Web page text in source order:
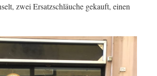
zwei Ersatzschläuche gekauft, einen